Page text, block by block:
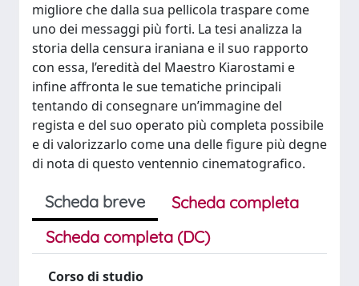
migliore che dalla sua pellicola traspare come
uno dei messaggi più forti. La tesi analizza la
storia della censura iraniana e il suo rapporto
con essa, l’eredità del Maestro Kiarostami e
infine affronta le sue tematiche principali
tentando di consegnare un’immagine del
regista e del suo operato più completa possibile
e di valorizzarlo come una delle figure più degne
di nota di questo ventennio cinematografico.
Scheda breve
Scheda completa
Scheda completa (DC)
Corso di studio